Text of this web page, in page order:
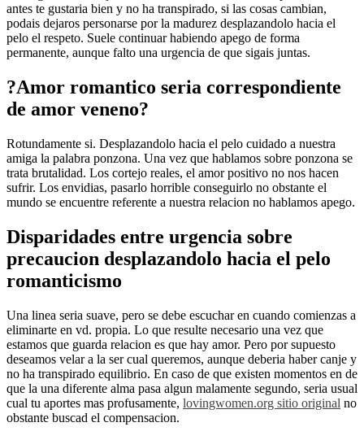
antes te gustaria bien y no ha transpirado, si las cosas cambian,
podais dejaros personarse por la madurez desplazandolo hacia el
pelo el respeto. Suele continuar habiendo apego de forma
permanente, aunque falto una urgencia de que sigais juntas.
?Amor romantico seri­a correspondiente
de amor veneno?
Rotundamente si. Desplazandolo hacia el pelo cuidado a nuestra
amiga la palabra ponzona. Una vez que hablamos sobre ponzona se
trata brutalidad. Los cortejo reales, el amor positivo no nos hacen
sufrir. Los envidias, pasarlo horrible conseguirlo no obstante el
mundo se encuentre referente a nuestra relacion no hablamos apego.
Disparidades entre urgencia sobre
precaucion desplazandolo hacia el pelo
romanticismo
Una linea seri­a suave, pero se debe escuchar en cuando comienzas a
eliminarte en vd. propia. Lo que resulte necesario una vez que
estamos que guarda relacion es que hay amor. Pero por supuesto
deseamos velar a la ser cual queremos, aunque deberia haber canje y
no ha transpirado equilibrio. En caso de que existen momentos en de
que la una diferente alma pasa algun malamente segundo, seri­a usual
cual tu aportes mas profusamente, lovingwomen.org sitio original no
obstante buscad el compensacion.